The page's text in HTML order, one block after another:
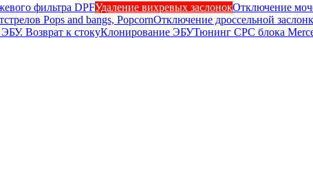
фильтра DPFУдаление вихревых заслонокОтключение
Pops and bangs, PopcornОтключение дроссельной
Возврат к стокуКлонирование ЭБУТюнинг CPC блока